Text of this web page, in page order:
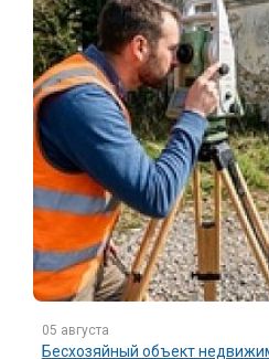
05 августа
Бесхозяйный объект